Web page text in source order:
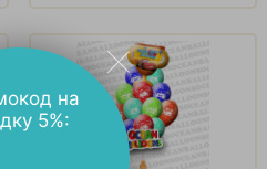
на
5%: